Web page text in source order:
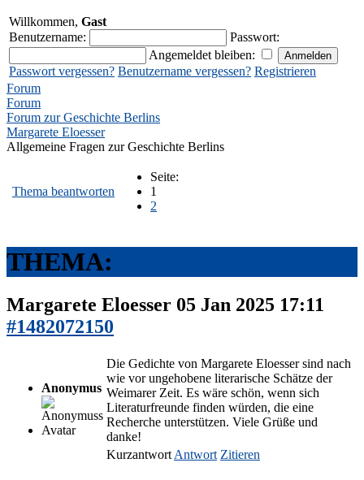
Willkommen, Gast
Benutzername:
Passwort:
Angemeldet bleiben:
Passwort vergessen? Benutzername vergessen? Registrieren
Forum
Forum
Forum zur Geschichte Berlins
Margarete Eloesser
Allgemeine Fragen zur Geschichte Berlins
Thema beantworten
Seite:
1
2
THEMA:
Margarete Eloesser 05 Jan 2025 17:11
#1482072150
Anonymus
Die Gedichte von Margarete Eloesser sind nach
wie vor ungehobene literarische Schätze der
Weimarer Zeit. Es wäre schön, wenn sich
Literaturfreunde finden würden, die eine
Recherche unterstützen. Viele Grüße und
danke!
Kurzantwort Antwort Zitieren